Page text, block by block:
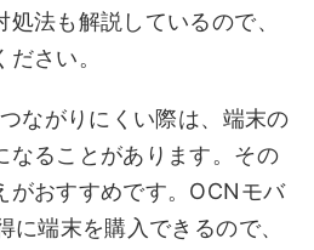
法も解説しているので、
さい。
ながりにくい際は、端末の
なることがあります。その
がおすすめです。OCNモバ
に端末を購入できるので、